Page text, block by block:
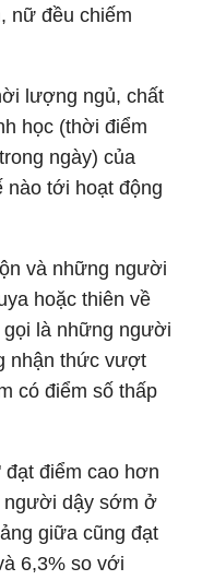
nữ đều chiếm
lượng ngủ, chất
học (thời điểm
ngày) của
tới hoạt động
và những người
hoặc thiên về
gọi là những người
nhận thức vượt
có điểm số thấp
điểm cao hơn
người dậy sớm ở
giữa cũng đạt
6,3% so với